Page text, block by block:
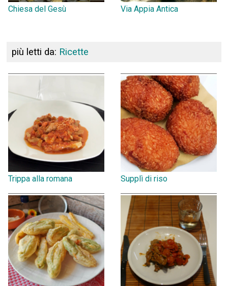
Chiesa del Gesù Via Appia Antica
più letti da: Ricette
Trippa alla romana Supplì di riso